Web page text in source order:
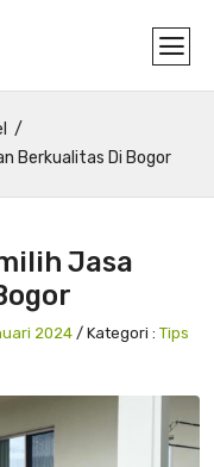
Berkualitas Di Bogor
Jasa
2024 / Kategori : Tips